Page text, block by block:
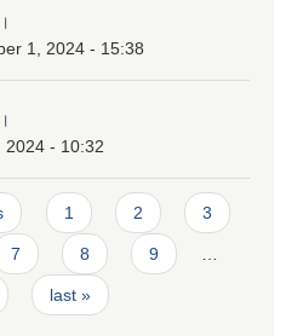
1, 2024 - 15:38
2024 - 10:32
1 2 3
7 8 9
last »